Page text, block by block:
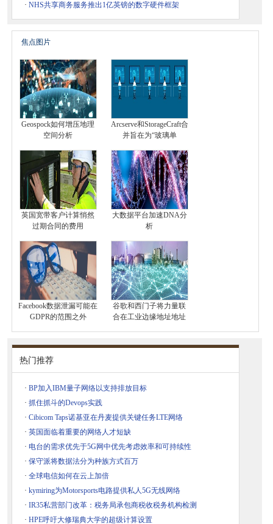
· NHS共享商务服务推出1亿英镑的数字硬件框架
焦点图片
Geospock如何增压地理
空间分析
Arcserve和StorageCraft合
并旨在为“玻璃单
英国宽带客户计算悄然
过期合同的费用
大数据平台加速DNA分
析
Facebook数据泄漏可能在
GDPR的范围之外
谷歌和西门子将力量联
合在工业边缘地址地址
热门推荐
· BP加入IBM量子网络以支持排放目标
· 抓住抓斗的Devops实践
· Cibicom Taps诺基亚在丹麦提供关键任务LTE网络
· 英国面临着重要的网络人才短缺
· 电台的需求优先于5G网中优先考虑效率和可持续性
· 保守派将数据法分为种族方式百万
· 全球电信如何在云上加倍
· kymiring为Motorsports电路提供私人5G无线网络
· IR35私营部门改革：税务局承包商税收税务机构检测
· HPE呼吁大修瑞典大学的超级计算设置